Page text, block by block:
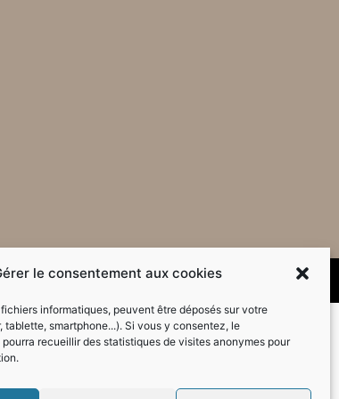
le consentement aux cookies
informatiques, peuvent être déposés sur votre
tablette, smartphone...). Si vous y consentez, le
recueillir des statistiques de visites anonymes pour